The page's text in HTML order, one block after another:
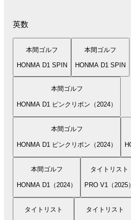
英数
本間ゴルフ
HONMA D1 SPIN
本間ゴルフ
HONMA D1 SPIN
本間ゴルフ
HONMA D1 ピンクリボン（2024）
本間ゴルフ
HONMA D1 ピンクリボン（2024）
本間ゴルフ
HONMA D1（2024）
タイトリスト
PRO V1（2025）
タイトリスト タイトリスト